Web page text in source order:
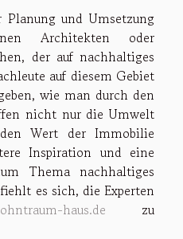
und Umsetzung
Architekten oder
der auf nachhaltiges
auf diesem Gebiet
wie man durch den
nicht nur die Umwelt
Wert der Immobilie
Inspiration und eine
Thema nachhaltiges
es sich, die Experten
haus.de zu